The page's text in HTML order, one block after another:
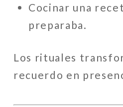
Cocinar una
preparaba.
Los rituales
recuerdo en